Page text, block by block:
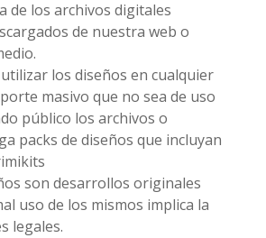
de los archivos digitales
de nuestra web o
los diseños en cualquier
masivo que no sea de uso
público los archivos o
packs de diseños que incluyan
son desarrollos originales
uso de los mismos implica la
legales.